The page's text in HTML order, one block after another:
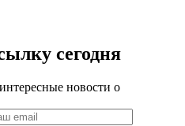
сегодня
новости о